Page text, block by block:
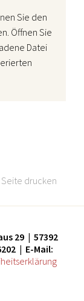
Sie den
Öffnen Sie
Datei
Seite drucken
29 | 57392
| E-Mail: